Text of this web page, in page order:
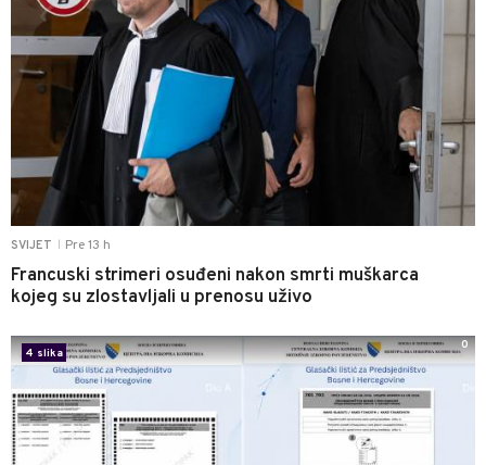
SVIJET Pre 13 h
Francuski strimeri osuđeni nakon smrti muškarca
kojeg su zlostavljali u prenosu uživo
4 slika
0